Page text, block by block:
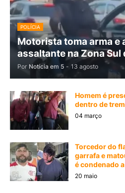
POLÍCIA
Motorista toma arma e
assaltante na Zona Sul
Por Notícia em 5 - 13 agosto
Homem é
dentro de
04 março
Torcedor do
garrafa e
é condenado
20 maio